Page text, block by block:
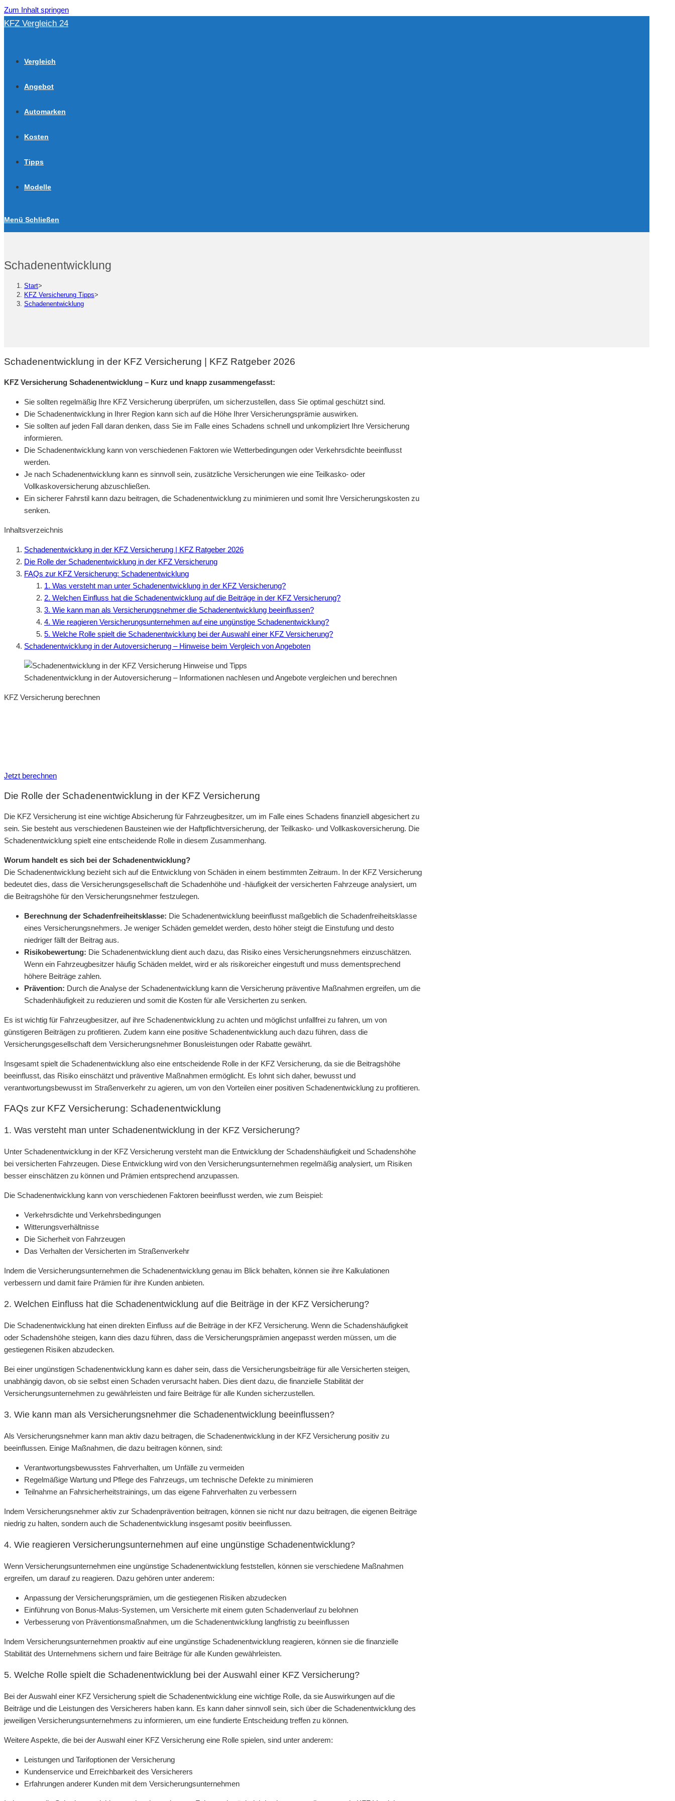
Zum Inhalt springen
KFZ Vergleich 24
Vergleich
Angebot
Automarken
Kosten
Tipps
Modelle
Menü Schließen
Schadenentwicklung
Start>
KFZ Versicherung Tipps>
Schadenentwicklung
Schadenentwicklung in der KFZ Versicherung | KFZ Ratgeber 2026
KFZ Versicherung Schadenentwicklung – Kurz und knapp zusammengefasst:
Sie sollten regelmäßig Ihre KFZ Versicherung überprüfen, um sicherzustellen, dass Sie optimal geschützt sind.
Die Schadenentwicklung in Ihrer Region kann sich auf die Höhe Ihrer Versicherungsprämie auswirken.
Sie sollten auf jeden Fall daran denken, dass Sie im Falle eines Schadens schnell und unkompliziert Ihre Versicherung
informieren.
Die Schadenentwicklung kann von verschiedenen Faktoren wie Wetterbedingungen oder Verkehrsdichte beeinflusst
werden.
Je nach Schadenentwicklung kann es sinnvoll sein, zusätzliche Versicherungen wie eine Teilkasko- oder
Vollkaskoversicherung abzuschließen.
Ein sicherer Fahrstil kann dazu beitragen, die Schadenentwicklung zu minimieren und somit Ihre Versicherungskosten zu
senken.
Inhaltsverzeichnis
Schadenentwicklung in der KFZ Versicherung | KFZ Ratgeber 2026
Die Rolle der Schadenentwicklung in der KFZ Versicherung
FAQs zur KFZ Versicherung: Schadenentwicklung
1. Was versteht man unter Schadenentwicklung in der KFZ Versicherung?
2. Welchen Einfluss hat die Schadenentwicklung auf die Beiträge in der KFZ Versicherung?
3. Wie kann man als Versicherungsnehmer die Schadenentwicklung beeinflussen?
4. Wie reagieren Versicherungsunternehmen auf eine ungünstige Schadenentwicklung?
5. Welche Rolle spielt die Schadenentwicklung bei der Auswahl einer KFZ Versicherung?
Schadenentwicklung in der Autoversicherung – Hinweise beim Vergleich von Angeboten
Schadenentwicklung in der Autoversicherung – Informationen nachlesen und Angebote vergleichen und berechnen
KFZ Versicherung berechnen
Jetzt berechnen
Die Rolle der Schadenentwicklung in der KFZ Versicherung
Die KFZ Versicherung ist eine wichtige Absicherung für Fahrzeugbesitzer, um im Falle eines Schadens finanziell abgesichert zu
sein. Sie besteht aus verschiedenen Bausteinen wie der Haftpflichtversicherung, der Teilkasko- und Vollkaskoversicherung. Die
Schadenentwicklung spielt eine entscheidende Rolle in diesem Zusammenhang.
Worum handelt es sich bei der Schadenentwicklung?
Die Schadenentwicklung bezieht sich auf die Entwicklung von Schäden in einem bestimmten Zeitraum. In der KFZ Versicherung
bedeutet dies, dass die Versicherungsgesellschaft die Schadenhöhe und -häufigkeit der versicherten Fahrzeuge analysiert, um
die Beitragshöhe für den Versicherungsnehmer festzulegen.
Berechnung der Schadenfreiheitsklasse: Die Schadenentwicklung beeinflusst maßgeblich die Schadenfreiheitsklasse
eines Versicherungsnehmers. Je weniger Schäden gemeldet werden, desto höher steigt die Einstufung und desto
niedriger fällt der Beitrag aus.
Risikobewertung: Die Schadenentwicklung dient auch dazu, das Risiko eines Versicherungsnehmers einzuschätzen.
Wenn ein Fahrzeugbesitzer häufig Schäden meldet, wird er als risikoreicher eingestuft und muss dementsprechend
höhere Beiträge zahlen.
Prävention: Durch die Analyse der Schadenentwicklung kann die Versicherung präventive Maßnahmen ergreifen, um die
Schadenhäufigkeit zu reduzieren und somit die Kosten für alle Versicherten zu senken.
Es ist wichtig für Fahrzeugbesitzer, auf ihre Schadenentwicklung zu achten und möglichst unfallfrei zu fahren, um von
günstigeren Beiträgen zu profitieren. Zudem kann eine positive Schadenentwicklung auch dazu führen, dass die
Versicherungsgesellschaft dem Versicherungsnehmer Bonusleistungen oder Rabatte gewährt.
Insgesamt spielt die Schadenentwicklung also eine entscheidende Rolle in der KFZ Versicherung, da sie die Beitragshöhe
beeinflusst, das Risiko einschätzt und präventive Maßnahmen ermöglicht. Es lohnt sich daher, bewusst und
verantwortungsbewusst im Straßenverkehr zu agieren, um von den Vorteilen einer positiven Schadenentwicklung zu profitieren.
FAQs zur KFZ Versicherung: Schadenentwicklung
1. Was versteht man unter Schadenentwicklung in der KFZ Versicherung?
Unter Schadenentwicklung in der KFZ Versicherung versteht man die Entwicklung der Schadenshäufigkeit und Schadenshöhe
bei versicherten Fahrzeugen. Diese Entwicklung wird von den Versicherungsunternehmen regelmäßig analysiert, um Risiken
besser einschätzen zu können und Prämien entsprechend anzupassen.
Die Schadenentwicklung kann von verschiedenen Faktoren beeinflusst werden, wie zum Beispiel:
Verkehrsdichte und Verkehrsbedingungen
Witterungsverhältnisse
Die Sicherheit von Fahrzeugen
Das Verhalten der Versicherten im Straßenverkehr
Indem die Versicherungsunternehmen die Schadenentwicklung genau im Blick behalten, können sie ihre Kalkulationen
verbessern und damit faire Prämien für ihre Kunden anbieten.
2. Welchen Einfluss hat die Schadenentwicklung auf die Beiträge in der KFZ Versicherung?
Die Schadenentwicklung hat einen direkten Einfluss auf die Beiträge in der KFZ Versicherung. Wenn die Schadenshäufigkeit
oder Schadenshöhe steigen, kann dies dazu führen, dass die Versicherungsprämien angepasst werden müssen, um die
gestiegenen Risiken abzudecken.
Bei einer ungünstigen Schadenentwicklung kann es daher sein, dass die Versicherungsbeiträge für alle Versicherten steigen,
unabhängig davon, ob sie selbst einen Schaden verursacht haben. Dies dient dazu, die finanzielle Stabilität der
Versicherungsunternehmen zu gewährleisten und faire Beiträge für alle Kunden sicherzustellen.
3. Wie kann man als Versicherungsnehmer die Schadenentwicklung beeinflussen?
Als Versicherungsnehmer kann man aktiv dazu beitragen, die Schadenentwicklung in der KFZ Versicherung positiv zu
beeinflussen. Einige Maßnahmen, die dazu beitragen können, sind:
Verantwortungsbewusstes Fahrverhalten, um Unfälle zu vermeiden
Regelmäßige Wartung und Pflege des Fahrzeugs, um technische Defekte zu minimieren
Teilnahme an Fahrsicherheitstrainings, um das eigene Fahrverhalten zu verbessern
Indem Versicherungsnehmer aktiv zur Schadenprävention beitragen, können sie nicht nur dazu beitragen, die eigenen Beiträge
niedrig zu halten, sondern auch die Schadenentwicklung insgesamt positiv beeinflussen.
4. Wie reagieren Versicherungsunternehmen auf eine ungünstige Schadenentwicklung?
Wenn Versicherungsunternehmen eine ungünstige Schadenentwicklung feststellen, können sie verschiedene Maßnahmen
ergreifen, um darauf zu reagieren. Dazu gehören unter anderem:
Anpassung der Versicherungsprämien, um die gestiegenen Risiken abzudecken
Einführung von Bonus-Malus-Systemen, um Versicherte mit einem guten Schadenverlauf zu belohnen
Verbesserung von Präventionsmaßnahmen, um die Schadenentwicklung langfristig zu beeinflussen
Indem Versicherungsunternehmen proaktiv auf eine ungünstige Schadenentwicklung reagieren, können sie die finanzielle
Stabilität des Unternehmens sichern und faire Beiträge für alle Kunden gewährleisten.
5. Welche Rolle spielt die Schadenentwicklung bei der Auswahl einer KFZ Versicherung?
Bei der Auswahl einer KFZ Versicherung spielt die Schadenentwicklung eine wichtige Rolle, da sie Auswirkungen auf die
Beiträge und die Leistungen des Versicherers haben kann. Es kann daher sinnvoll sein, sich über die Schadenentwicklung des
jeweiligen Versicherungsunternehmens zu informieren, um eine fundierte Entscheidung treffen zu können.
Weitere Aspekte, die bei der Auswahl einer KFZ Versicherung eine Rolle spielen, sind unter anderem:
Leistungen und Tarifoptionen der Versicherung
Kundenservice und Erreichbarkeit des Versicherers
Erfahrungen anderer Kunden mit dem Versicherungsunternehmen